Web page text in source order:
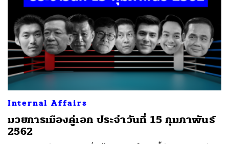
Internal Affairs
มวยการเมืองคู่เอก ประจำวันที่ 15 กุมภาพันธ์
2562